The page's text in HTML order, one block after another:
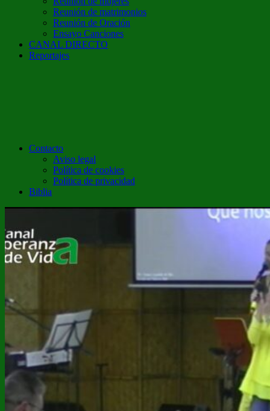
Reunión de matrimonios
Reunión de Oración
Ensayo Canciones
CANAL DIRECTO
Reportajes
Contacto
Aviso legal
Política de cookies
Política de privacidad
Biblia